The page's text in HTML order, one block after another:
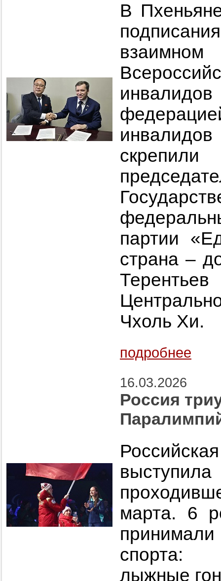
В
взаимном
партии
страна –
Чхоль Хи.
подробнее
16.03.2026
Россия
марта. 6
спорта:
лыжные